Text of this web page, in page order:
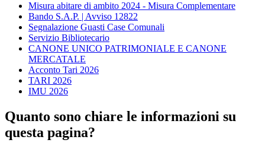
Misura abitare di ambito 2024 - Misura Complementare
Bando S.A.P. | Avviso 12822
Segnalazione Guasti Case Comunali
Servizio Bibliotecario
CANONE UNICO PATRIMONIALE E CANONE
MERCATALE
Acconto Tari 2026
TARI 2026
IMU 2026
Quanto sono chiare le informazioni su
questa pagina?